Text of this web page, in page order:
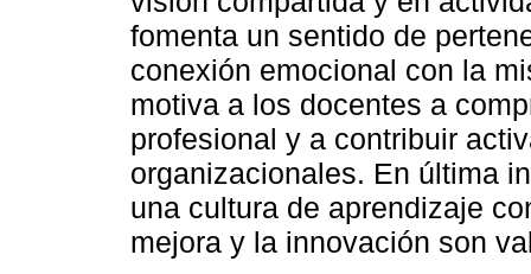
fomenta un sentido de
conexión emocional con la
motiva a los docentes a
profesional y a contribuir
organizacionales. En última
una cultura de aprendizaje
mejora y la innovación son